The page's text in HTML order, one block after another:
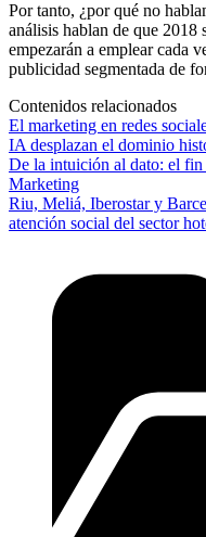
Por tanto, ¿por qué no
análisis hablan de que 2018
empezarán a emplear cada
publicidad segmentada de
Contenidos relacionados
El marketing en redes
IA desplazan el dominio
De la intuición al dato: el
Marketing
Riu, Meliá, Iberostar y
atención social del sector